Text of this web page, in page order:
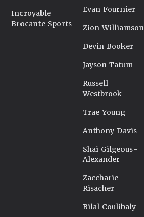
Incroyable
Brocante Sports
Evan Fournier
Zion Williamson
Devin Booker
Jayson Tatum
Russell
Westbrook
Trae Young
Anthony Davis
Shai Gilgeous-
Alexander
Zaccharie
Risacher
Bilal Coulibaly